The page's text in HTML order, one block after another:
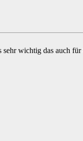
wichtig das auch